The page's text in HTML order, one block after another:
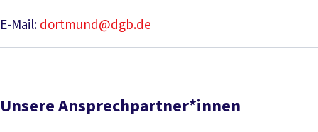
E-Mail:dortmund@dgb.de
Unsere Ansprechpartner*innen